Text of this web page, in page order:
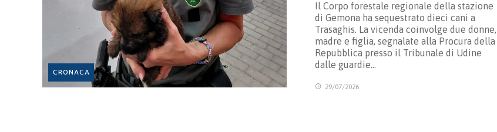
CRONACA
Il Corpo forestale regionale della stazione
di Gemona ha sequestrato dieci cani a
Trasaghis. La vicenda coinvolge due donne,
madre e figlia, segnalate alla Procura della
Repubblica presso il Tribunale di Udine
dalle guardie…
29/07/2026